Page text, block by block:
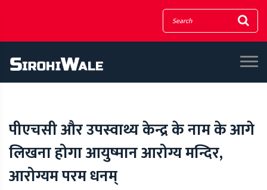
पीएचसी और उपस्वाथ्य केन्द्र के नाम के आगे
लिखना होगा आयुष्मान आरोग्य मन्दिर,
आरोग्यम परम धनम्